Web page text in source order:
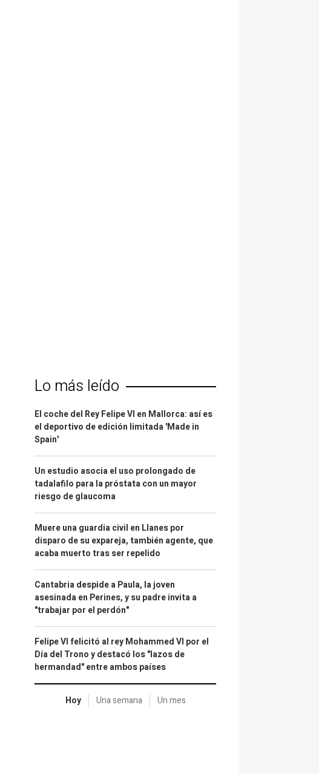
Lo más leído
El coche del Rey Felipe VI en Mallorca: así es
el deportivo de edición limitada 'Made in
Spain'
Un estudio asocia el uso prolongado de
tadalafilo para la próstata con un mayor
riesgo de glaucoma
Muere una guardia civil en Llanes por
disparo de su expareja, también agente, que
acaba muerto tras ser repelido
Cantabria despide a Paula, la joven
asesinada en Perines, y su padre invita a
"trabajar por el perdón"
Felipe VI felicitó al rey Mohammed VI por el
Día del Trono y destacó los "lazos de
hermandad" entre ambos países
Hoy Una semana Un mes